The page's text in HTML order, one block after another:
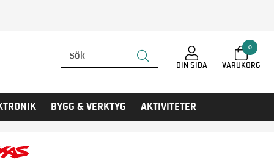
0
DIN SIDA
BYGG & VERKTYG AKTIVITETER